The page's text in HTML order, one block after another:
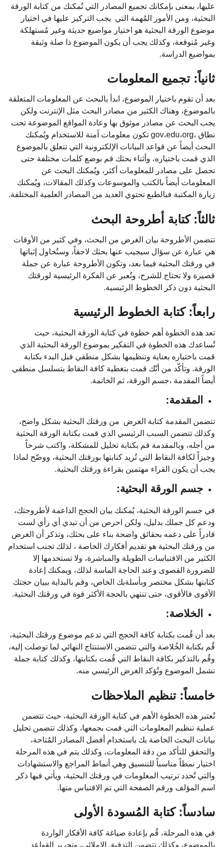
عليها، بمعنى بإمكانك تجميع المصادر التي تُمكنك من كتابة الورقة
البحثية، ومن الأمور المُهمة التي يجب التركيز عليها في اختيار
موضوع الورقة البحثية هو اختيار مواضيع حديثة وغير مُستهلكة
وغير مُتوقعة، وكذلك يجب أن يكون الموضوع ذا صلة وثيقة
بمواضيع الدراسة.
ثانياً: تجميع المعلومات
بعد أن تقوم باختيار الموضوع، ابدأ بالبحث عن المعلومات المتعلقة
بالموضوع، وهناك الكثير من مصادر البحث مثل الإنترنت ولكن
يجب البحث عن مصادر موثوق بها وعادة المواقع الموضوعة تحت
نطاق ،gov،edu،org تكون معلومات آمنة للاستخدام ويُمكنك
البحث أيضاً عن قواعد البيانات الإلكترونية التي تتعلق بالموضوع
الذي قمت باختياره، وأثناء بحثك قم بوضع كلمات مختلفة حتى
تحصل على مصادر للمعلومات أكثر، ويُمكنك البحث عن
المعلومات أيضاً بالكتب والموسوعات وكذلك المقالات، ويُمكنك
زيارة المكتبة فبالطبع تحتوي العديد من المصادر العلمية المختلفة.
ثالثاً: كتابة أطروحة البحث
تتضمن الأطروحة بيان الغرض من البحث، وفي كثير من الأوقات
هي عبارة عن سؤال سيجيب عنها بحثك لاحقاً، وستُحاول إثباتها
في ورقتك البحثية فيما بعد، وتكون الأطروحة عبارة عن جملة
قصيرة ولا تحتاج للشرح، وتُعبر عن الفكرة الرئيسية لورقتك
البحثية دون ذكر الخطوط الرئيسية.
رابعاً: كتابة الخطوط الرئيسية
تعد هذه الخطوة أهم خطوة في كتابة الورقة البحثية، حيث
تُساعدك هذه الخطوة في التفكير بموضوع الورقة البحثية الذي
قمت باختياره بعناية وتنظيمها بشكل منطقي قبل البدء بكتابة
الورقة. وتأكّد من أنّك قمت بتغطية كافة النقاط بتسلسل منطقي
أيضاً المقدمة ،جسم الورقة، ثم الخاتمة.
المقدمة:
تتضمن المقدمة كتابة الغرض من ورقتك البحثية بشكل واضح،
وكذلك تتضمن السبب الرئيسي الذي قمت بكتابة الورقة البحثية
من أجله، وبالمقدمة قم بكتابة تحليل للمشكلة، واكتب شرحاً
وجيزاً لكافة النقاط التي تُريد كتابتها بورقتك البحثية، ووضّح لماذا
يجب أن يكون القراء مهتمين بقراءة ورقتك البحثية.
جسم الورقة البحثية:
في جسم الورقة البحثية، يُمكنك بيان الحجج الداعمة لأطروحتك،
ودعم كل جملك بدليل، ولكن احرص من أن تبدي أي رأي لست
قادراً على دعمه بحقائق واضحة بناء على بحثك، وتذكر أن الغرض
من ورقتك البحثية هو تقديم أفكارك الخاصة ، لذلك تجنب استخدام
الكثير من الاقتباسات الطويلة والمباشرة، ولا تستخدمها إلا
للضرورة القصوى وعند الحاجة الماسة لذلك، ويمكنك إعادة
كتابتها بشكل مختصر وبأسلةبك الخاص، وقم بالبداية ببيان حجتك
الأقوى فالأقوى، حتى تنتهي بالحجة الأكثر قوة في ورقتك البحثية.
الخلاصة:
بعد أن قُمت بكتابة كافة الحجج التي تدعم موضوع ورقتك البحثية،
قٌم بكتابة الخُلاصة والتي تتضمن الاستنتاج النهائي لما توصلت إليه،
وقُم بالتذكير بكافة النقاط التي قُمت بكتابتها، وكذلك كتابة جملة
تشمل الموضوع وتُؤكد الغرض الرئيسي منه.
خامساً: تنظيم الملاحظات
تُعتبر هذه الخطوة الأهم في كتابة الورقة البحثية، حيث تتضمن
عملية تنظيم المعلومات التي قمت بجمعها، وكذلك تتضمن تحليل
بيانات البحث الخاصة بك باستخدام أفضل المصادر المُتاحة،
والتحقق للتأكد من دقة المعلومات، وكذلك يتم في هذه المرحلة
اختيار نمطاً مناسباً للتنسيق وهي أنماط المراجع والاستشهادات
والتي تُحدد ترتيب المعلومات في ورقتك البحثية، ويأتي فيها ذكر
اسم المؤلف ورقم الصفحة التي تم الاقتباس منها.
سادساً: كتابة المُسودة الأولى
في هذه المرحلة، قُم بإعادة صياغة كافة الأفكار الواردة
بالموضوع، وكذلك تتضمن التدقيق الإملائي، وتحرير القواعد